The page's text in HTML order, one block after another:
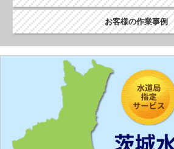
お客様の作業事例